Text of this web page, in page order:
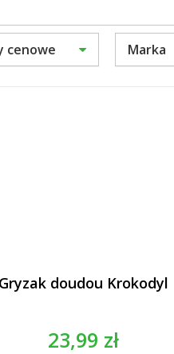
cenowe Marka
Gryzak doudou Krokodyl
23,99 zł